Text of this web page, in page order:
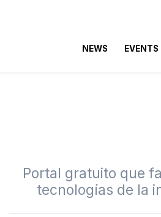
NEWS EVENTS
Portal gratuito que
tecnologías de la